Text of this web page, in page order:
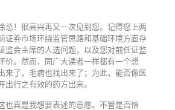
总！很高兴再又一次见到您。记得您上两
证券市场环绕监管思路和基础环境方面存
监会主席的人选问题，以及您对前任证监
价。然而，同广大读者一样都有一个想
来了，毛病也找出来了；为此，能否像医
出行之有效的药方出来。
也真是我想要表述的意愿。不管是否恰